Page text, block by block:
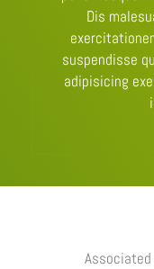
Dis
suspendisse
adipisicing